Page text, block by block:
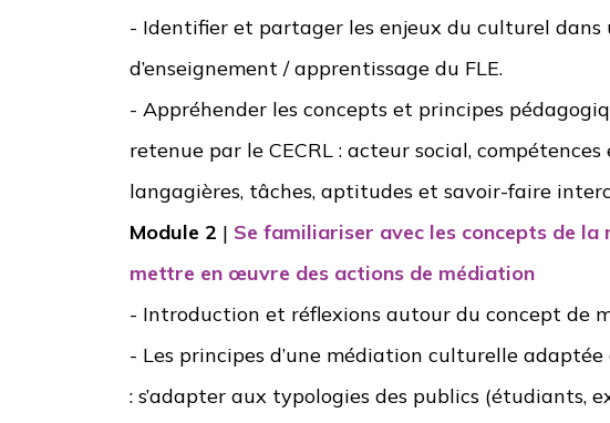
- Identifier et partager les enjeux du culturel dans
d’enseignement / apprentissage du FLE.
- Appréhender les concepts et principes
retenue par le CECRL : acteur social,
langagières, tâches, aptitudes et savoir-faire
Module 2 | Se familiariser avec les concepts de
mettre en œuvre des actions de médiation
- Introduction et réflexions autour du concept de
- Les principes d’une médiation culturelle
: s’adapter aux typologies des publics (étudiants,